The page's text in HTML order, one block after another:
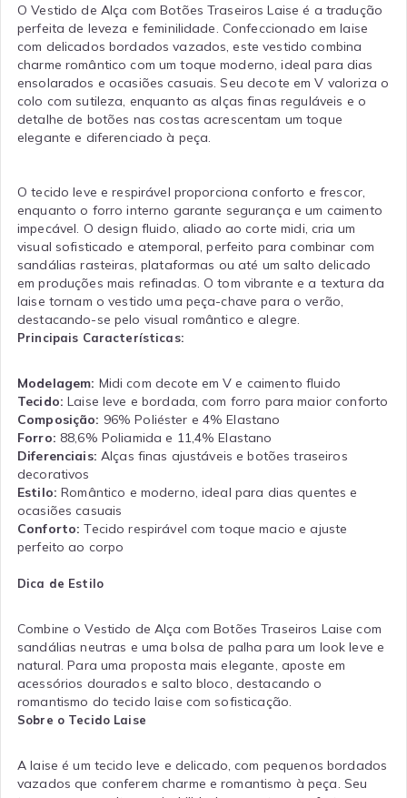
O Vestido de Alça com Botões Traseiros Laise é a tradução
perfeita de leveza e feminilidade. Confeccionado em laise
com delicados bordados vazados, este vestido combina
charme romântico com um toque moderno, ideal para dias
ensolarados e ocasiões casuais. Seu decote em V valoriza o
colo com sutileza, enquanto as alças finas reguláveis e o
detalhe de botões nas costas acrescentam um toque
elegante e diferenciado à peça.
O tecido leve e respirável proporciona conforto e frescor,
enquanto o forro interno garante segurança e um caimento
impecável. O design fluido, aliado ao corte midi, cria um
visual sofisticado e atemporal, perfeito para combinar com
sandálias rasteiras, plataformas ou até um salto delicado
em produções mais refinadas. O tom vibrante e a textura da
laise tornam o vestido uma peça-chave para o verão,
destacando-se pelo visual romântico e alegre.
Principais Características:
Modelagem: Midi com decote em V e caimento fluido
Tecido: Laise leve e bordada, com forro para maior conforto
Composição: 96% Poliéster e 4% Elastano
Forro: 88,6% Poliamida e 11,4% Elastano
Diferenciais: Alças finas ajustáveis e botões traseiros
decorativos
Estilo: Romântico e moderno, ideal para dias quentes e
ocasiões casuais
Conforto: Tecido respirável com toque macio e ajuste
perfeito ao corpo
Dica de Estilo
Combine o Vestido de Alça com Botões Traseiros Laise com
sandálias neutras e uma bolsa de palha para um look leve e
natural. Para uma proposta mais elegante, aposte em
acessórios dourados e salto bloco, destacando o
romantismo do tecido laise com sofisticação.
Sobre o Tecido Laise
A laise é um tecido leve e delicado, com pequenos bordados
vazados que conferem charme e romantismo à peça. Seu